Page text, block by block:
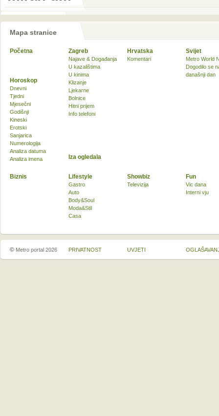
Mapa stranice
Početna Zagreb
Najave & Događanja
U kazalištima
U kinima
Klizanje
Ljekarne
Bolnice
Hitni prijem
Info telefoni
Hrvatska
Komentari
Svijet
Metro World
Dogodilo se
današnji dan
Biznis Lifestyle
Gastro
Auto
Body&Soul
Moda&Stil
Casa
Showbiz
Televizija
Fun
Vic dana
Interni vju
Horoskop
Dnevni
Tjedni
Mjesečni
Godišnji
Kineski
Erotski
Sanjarica
Numerologija
Analiza datuma
Analiza imena
Iza ogledala
© Metro portal 2026 PRIVATNOST UVJETI